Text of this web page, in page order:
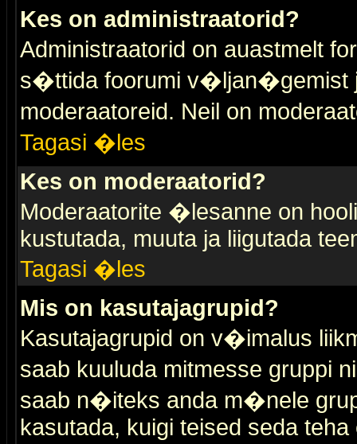
Kes on administraatorid?
Administraatorid on auastmelt
s�ttida foorumi v�ljan�gemist
moderaatoreid. Neil on
Tagasi �les
Kes on moderaatorid?
Moderaatorite �lesanne on
kustutada, muuta ja liigutada
Tagasi �les
Mis on kasutajagrupid?
Kasutajagrupid on v�imalus
saab kuuluda mitmesse gruppi
saab n�iteks anda m�nele
kasutada, kuigi teised seda teha